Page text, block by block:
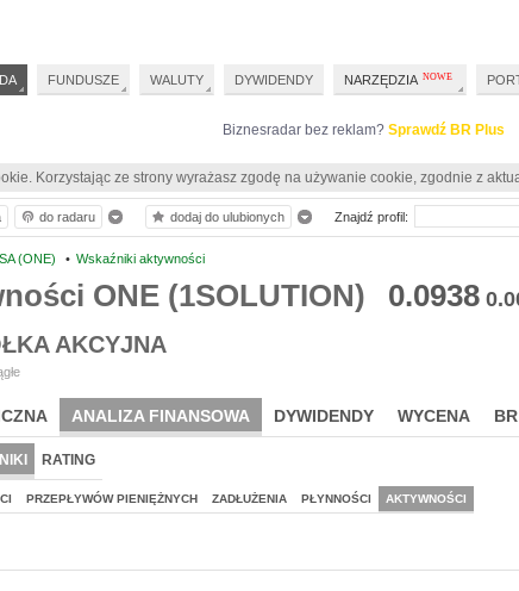
Biznesradar bez reklam? Sprawdź BR Plus
Korzystając ze strony wyrażasz zgodę na używanie cookie, zgodnie z
(ONE) • Wskaźniki aktywności
ONE (1SOLUTION) 0.0938
AKCYJNA
ANALIZA FINANSOWA DYWIDENDY WYCENA
RATING
PRZEPŁYWÓW PIENIĘŻNYCH ZADŁUŻENIA PŁYNNOŚCI AKTYWNOŚCI
do radaru dodaj do ulubionych Znajdź profil:
FUNDUSZE WALUTY DYWIDENDY NARZĘDZIA